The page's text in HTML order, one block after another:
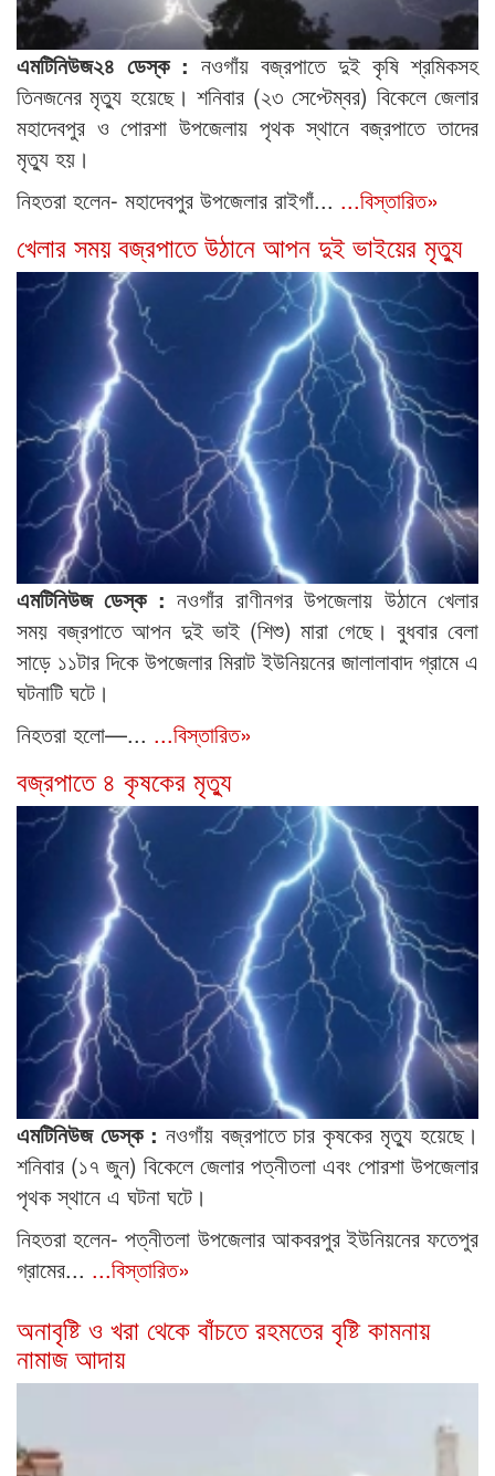
এমটিনিউজ২৪ ডেস্ক : নওগাঁয় বজ্রপাতে দুই কৃষি শ্রমিকসহ
তিনজনের মৃত্যু হয়েছে। শনিবার (২৩ সেপ্টেম্বর) বিকেলে জেলার
মহাদেবপুর ও পোরশা উপজেলায় পৃথক স্থানে বজ্রপাতে তাদের
মৃত্যু হয়।
নিহতরা হলেন- মহাদেবপুর উপজেলার রাইগাঁ... ...বিস্তারিত»
খেলার সময় বজ্রপাতে উঠানে আপন দুই ভাইয়ের মৃত্যু
এমটিনিউজ ডেস্ক :নওগাঁর রাণীনগর উপজেলায় উঠানে খেলার
সময় বজ্রপাতে আপন দুই ভাই (শিশু) মারা গেছে। বুধবার বেলা
সাড়ে ১১টার দিকে উপজেলার মিরাট ইউনিয়নের জালালাবাদ গ্রামে এ
ঘটনাটি ঘটে।
নিহতরা হলো—... ...বিস্তারিত»
বজ্রপাতে ৪ কৃষকের মৃত্যু
এমটিনিউজ ডেস্ক : নওগাঁয় বজ্রপাতে চার কৃষকের মৃত্যু হয়েছে।
শনিবার (১৭ জুন) বিকেলে জেলার পত্নীতলা এবং পোরশা উপজেলার
পৃথক স্থানে এ ঘটনা ঘটে।
নিহতরা হলেন- পত্নীতলা উপজেলার আকবরপুর ইউনিয়নের ফতেপুর
গ্রামের... ...বিস্তারিত»
অনাবৃষ্টি ও খরা থেকে বাঁচতে রহমতের বৃষ্টি কামনায়
নামাজ আদায়